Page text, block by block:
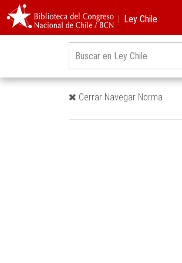
︱Ley Chile
Cerrar Navegar Norma